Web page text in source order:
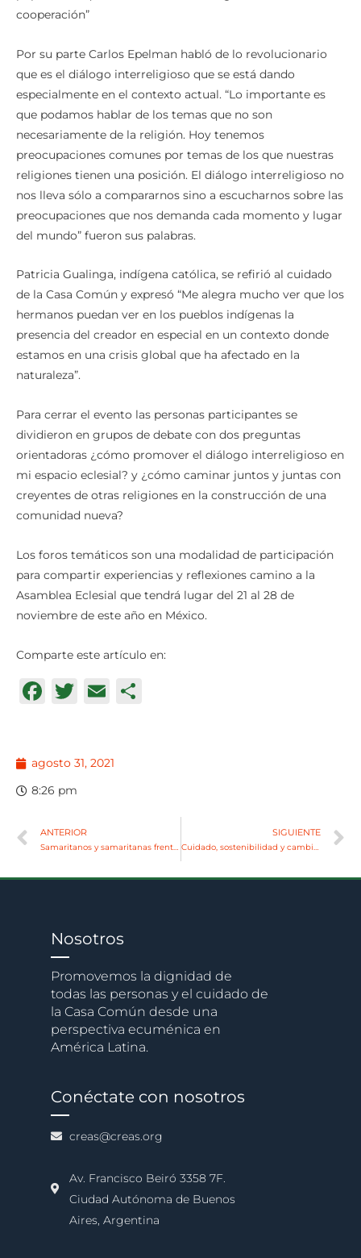
agosto 31, 2021
8:26 pm
ANTERIOR
Samaritanos y samaritanas frente a la urgencia del cambio climático
SIGUIENTE
Cuidado, sostenibilidad y cambio, conceptos claves en la 3ra mesa redonda de Ecoalene
cooperación”
Por su parte Carlos Epelman habló de lo revolucionario
que es el diálogo interreligioso que se está dando
especialmente en el contexto actual. “Lo importante es
que podamos hablar de los temas que no son
necesariamente de la religión. Hoy tenemos
preocupaciones comunes por temas de los que nuestras
religiones tienen una posición. El diálogo interreligioso no
nos lleva sólo a compararnos sino a escucharnos sobre las
preocupaciones que nos demanda cada momento y lugar
del mundo” fueron sus palabras.
Patricia Gualinga, indígena católica, se refirió al cuidado
de la Casa Común y expresó “Me alegra mucho ver que los
hermanos puedan ver en los pueblos indígenas la
presencia del creador en especial en un contexto donde
estamos en una crisis global que ha afectado en la
naturaleza”.
Para cerrar el evento las personas participantes se
dividieron en grupos de debate con dos preguntas
orientadoras ¿cómo promover el diálogo interreligioso en
mi espacio eclesial? y ¿cómo caminar juntos y juntas con
creyentes de otras religiones en la construcción de una
comunidad nueva?
Los foros temáticos son una modalidad de participación
para compartir experiencias y reflexiones camino a la
Asamblea Eclesial que tendrá lugar del 21 al 28 de
noviembre de este año en México.
Comparte este artículo en:
Facebook
Twitter
Email
Nosotros
Promovemos la dignidad de
todas las personas y el cuidado de
la Casa Común desde una
perspectiva ecuménica en
América Latina.
Conéctate con nosotros
creas@creas.org
Av. Francisco Beiró 3358 7F.
Ciudad Autónoma de Buenos
Aires, Argentina